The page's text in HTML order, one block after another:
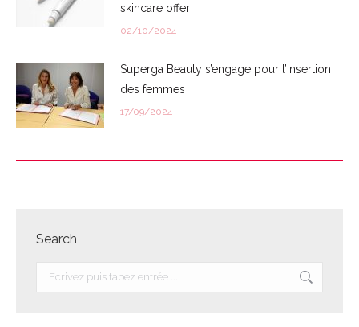
skincare offer
02/10/2024
Superga Beauty s’engage pour l’insertion
des femmes
17/09/2024
Search
Recherche
: